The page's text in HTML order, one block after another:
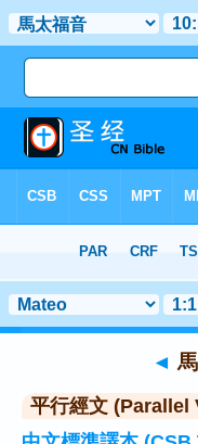
章 10> 聖經金句 1
◄
平行經文 (Parallel